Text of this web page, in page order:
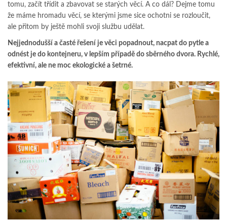
tomu, začít třídit a zbavovat se starých věcí. A co dál? Dejme tomu
že máme hromadu věcí, se kterými jsme sice ochotni se rozloučit,
ale přitom by ještě mohli svoji službu udělat.
Nejjednodušší a časté řešení je věci popadnout, nacpat do pytle a
odnést je do kontejneru, v lepším případě do sběrného dvora. Rychlé,
efektivní, ale ne moc ekologické a šetrné.